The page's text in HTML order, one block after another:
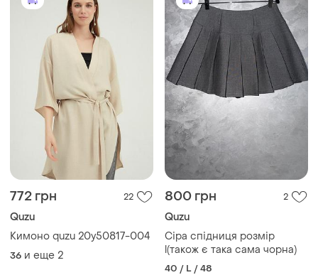
772 грн 22
Quzu
Кимоно quzu 20y50817-004
36 и еще 2
800 грн 2
Quzu
Сіра спідниця розмір
l(також є така сама чорна)
40 / L / 48